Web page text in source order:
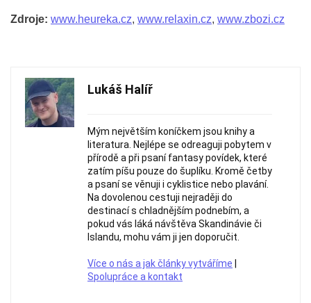
Zdroje: www.heureka.cz, www.relaxin.cz, www.zbozi.cz
Lukáš Halíř
Mým největším koníčkem jsou knihy a
literatura. Nejlépe se odreaguji pobytem v
přírodě a při psaní fantasy povídek, které
zatím píšu pouze do šuplíku. Kromě četby
a psaní se věnuji i cyklistice nebo plavání.
Na dovolenou cestuji nejraději do
destinací s chladnějším podnebím, a
pokud vás láká návštěva Skandinávie či
Islandu, mohu vám ji jen doporučit.
Více o nás a jak články vytváříme
Spolupráce a kontakt